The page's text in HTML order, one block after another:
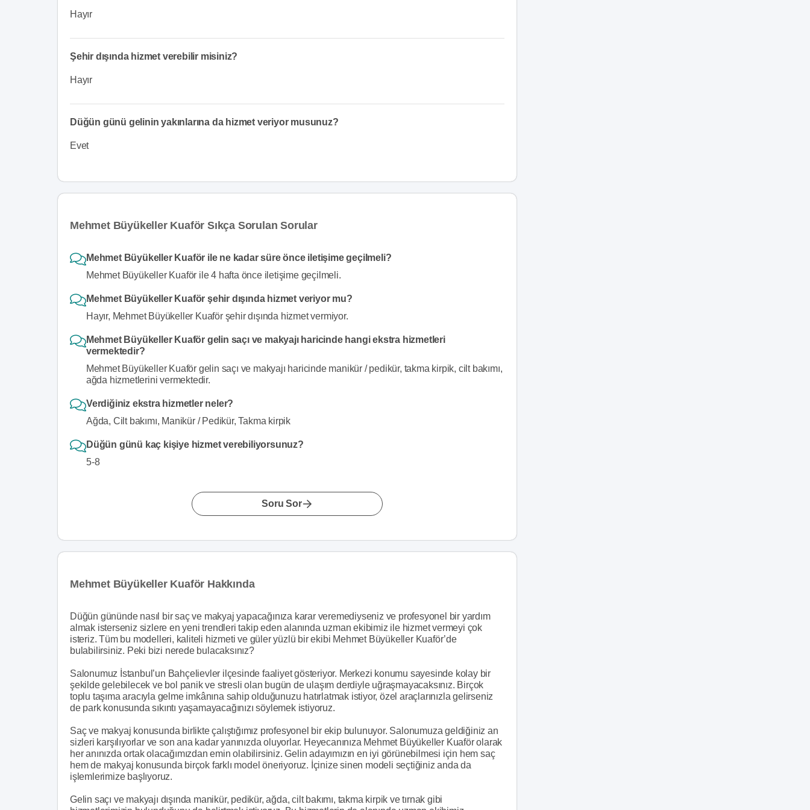
Hayır
Şehir dışında hizmet verebilir misiniz?
Hayır
Düğün günü gelinin yakınlarına da hizmet veriyor musunuz?
Evet
Mehmet Büyükeller Kuaför Sıkça Sorulan Sorular
Mehmet Büyükeller Kuaför ile ne kadar süre önce iletişime geçilmeli?
Mehmet Büyükeller Kuaför ile 4 hafta önce iletişime geçilmeli.
Mehmet Büyükeller Kuaför şehir dışında hizmet veriyor mu?
Hayır, Mehmet Büyükeller Kuaför şehir dışında hizmet vermiyor.
Mehmet Büyükeller Kuaför gelin saçı ve makyajı haricinde hangi ekstra hizmetleri
vermektedir?
Mehmet Büyükeller Kuaför gelin saçı ve makyajı haricinde manikür / pedikür, takma kirpik, cilt bakımı,
ağda hizmetlerini vermektedir.
Verdiğiniz ekstra hizmetler neler?
Ağda, Cilt bakımı, Manikür / Pedikür, Takma kirpik
Düğün günü kaç kişiye hizmet verebiliyorsunuz?
5-8
Soru Sor
Mehmet Büyükeller Kuaför Hakkında
Düğün gününde nasıl bir saç ve makyaj yapacağınıza karar veremediyseniz ve profesyonel bir yardım
almak isterseniz sizlere en yeni trendleri takip eden alanında uzman ekibimiz ile hizmet vermeyi çok
isteriz. Tüm bu modelleri, kaliteli hizmeti ve güler yüzlü bir ekibi Mehmet Büyükeller Kuaför’de
bulabilirsiniz. Peki bizi nerede bulacaksınız?
Salonumuz İstanbul’un Bahçelievler ilçesinde faaliyet gösteriyor. Merkezi konumu sayesinde kolay bir
şekilde gelebilecek ve bol panik ve stresli olan bugün de ulaşım derdiyle uğraşmayacaksınız. Birçok
toplu taşıma aracıyla gelme imkânına sahip olduğunuzu hatırlatmak istiyor, özel araçlarınızla gelirseniz
de park konusunda sıkıntı yaşamayacağınızı söylemek istiyoruz.
Saç ve makyaj konusunda birlikte çalıştığımız profesyonel bir ekip bulunuyor. Salonumuza geldiğiniz an
sizleri karşılıyorlar ve son ana kadar yanınızda oluyorlar. Heyecanınıza Mehmet Büyükeller Kuaför olarak
her anınızda ortak olacağımızdan emin olabilirsiniz. Gelin adayımızın en iyi görünebilmesi için hem saç
hem de makyaj konusunda birçok farklı model öneriyoruz. İçinize sinen modeli seçtiğiniz anda da
işlemlerimize başlıyoruz.
Gelin saçı ve makyajı dışında manikür, pedikür, ağda, cilt bakımı, takma kirpik ve tırnak gibi